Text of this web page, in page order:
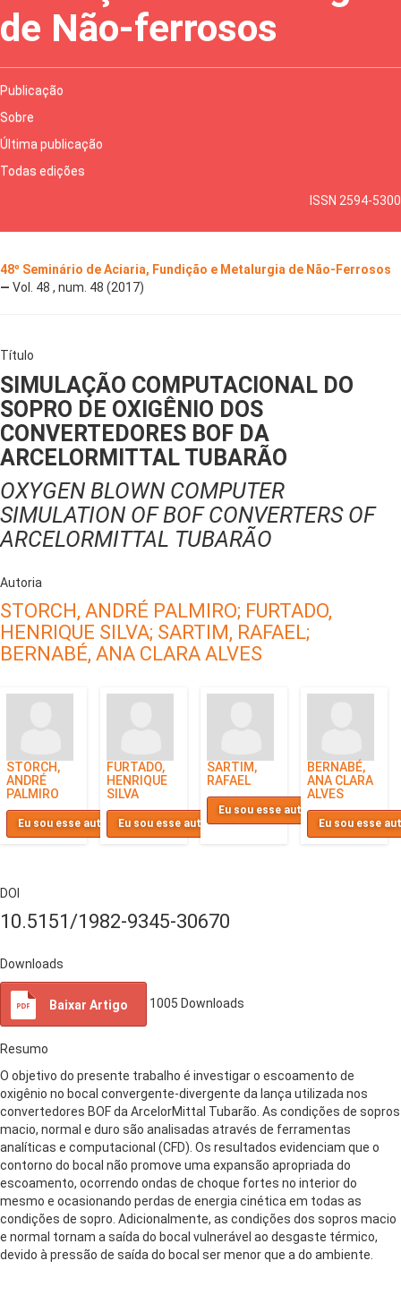
de Não-ferrosos
Publicação
Sobre
Última publicação
Todas edições
ISSN 2594-5300
48º Seminário de Aciaria, Fundição e Metalurgia de Não-Ferrosos
— Vol. 48 , num. 48 (2017)
Título
SIMULAÇÃO COMPUTACIONAL DO
SOPRO DE OXIGÊNIO DOS
CONVERTEDORES BOF DA
ARCELORMITTAL TUBARÃO
OXYGEN BLOWN COMPUTER
SIMULATION OF BOF CONVERTERS OF
ARCELORMITTAL TUBARÃO
Autoria
STORCH, ANDRÉ PALMIRO; FURTADO,
HENRIQUE SILVA; SARTIM, RAFAEL;
BERNABÉ, ANA CLARA ALVES
STORCH,
ANDRÉ
PALMIRO
Eu sou esse autor
FURTADO,
HENRIQUE
SILVA
Eu sou esse autor
SARTIM,
RAFAEL
Eu sou esse autor
BERNABÉ,
ANA CLARA
ALVES
Eu sou esse
DOI
10.5151/1982-9345-30670
Downloads
Baixar Artigo 1005 Downloads
Resumo
O objetivo do presente trabalho é investigar o escoamento de
oxigênio no bocal convergente-divergente da lança utilizada nos
convertedores BOF da ArcelorMittal Tubarão. As condições de sopros
macio, normal e duro são analisadas através de ferramentas
analíticas e computacional (CFD). Os resultados evidenciam que o
contorno do bocal não promove uma expansão apropriada do
escoamento, ocorrendo ondas de choque fortes no interior do
mesmo e ocasionando perdas de energia cinética em todas as
condições de sopro. Adicionalmente, as condições dos sopros macio
e normal tornam a saída do bocal vulnerável ao desgaste térmico,
devido à pressão de saída do bocal ser menor que a do ambiente.